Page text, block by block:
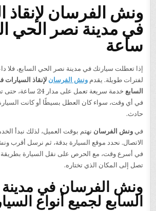
ونش الفرسان لإنقاذ
ساعة
إذا تعطلت سيارتك في مدينة نصر الحي السابع، فلا
لفترات طويلة. يقدمونش الفرسان لإنقاذ
السابع
خدمة سريعة تعمل على
في أي وقت، سواء كان العطل بسيطًا أو كانت السيارة
حادث.
فيونش الفرسان نهتم بوقت العميل، لذلك نبدأ
الاتصال. نحدد موقع السيارة بدقة، ثم نرسل أقرب
في أسرع وقت، مع الحرص على نقل السيارة بطريقة
تصل إلى المكان الذي تختاره.
ونش الفرسان في
السابع لجميع أنواع